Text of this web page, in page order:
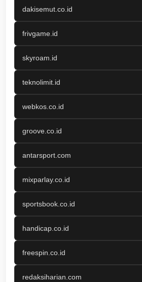
dakisemut.co.id
frivgame.id
skyroam.id
teknolimit.id
webkos.co.id
groove.co.id
antarsport.com
mixparlay.co.id
sportsbook.co.id
handicap.co.id
freespin.co.id
redaksiharian.com